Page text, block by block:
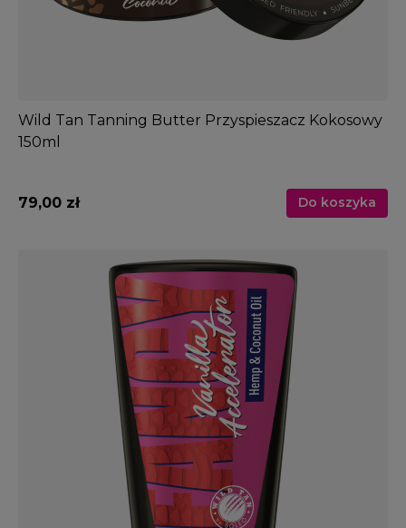
Wild Tan Tanning Butter Przyspieszacz Kokosowy
150ml
79,00 zł Do koszyka